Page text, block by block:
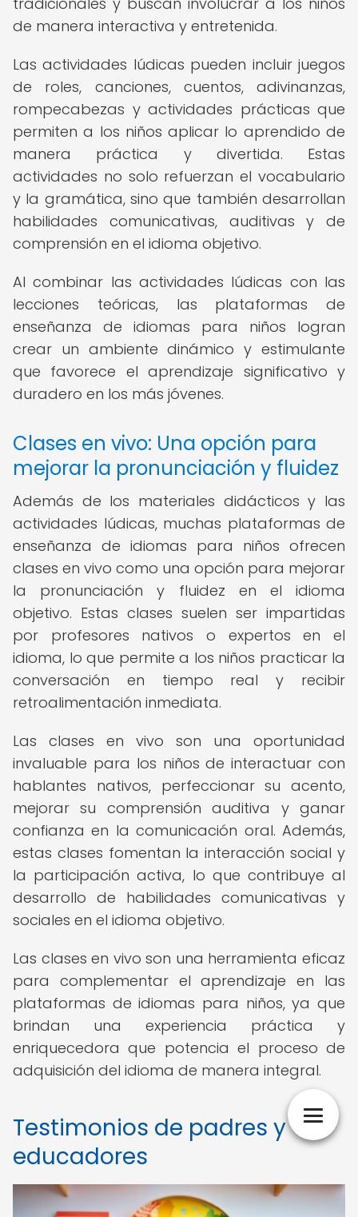
de manera interactiva y entretenida.
Las actividades lúdicas pueden incluir juegos
de roles, canciones, cuentos, adivinanzas,
rompecabezas y actividades prácticas que
permiten a los niños aplicar lo aprendido de
manera práctica y divertida. Estas
actividades no solo refuerzan el vocabulario
y la gramática, sino que también desarrollan
habilidades comunicativas, auditivas y de
comprensión en el idioma objetivo.
Al combinar las actividades lúdicas con las
lecciones teóricas, las plataformas de
enseñanza de idiomas para niños logran
crear un ambiente dinámico y estimulante
que favorece el aprendizaje significativo y
duradero en los más jóvenes.
Clases en vivo: Una opción para
mejorar la pronunciación y fluidez
Además de los materiales didácticos y las
actividades lúdicas, muchas plataformas de
enseñanza de idiomas para niños ofrecen
clases en vivo como una opción para mejorar
la pronunciación y fluidez en el idioma
objetivo. Estas clases suelen ser impartidas
por profesores nativos o expertos en el
idioma, lo que permite a los niños practicar la
conversación en tiempo real y recibir
retroalimentación inmediata.
Las clases en vivo son una oportunidad
invaluable para los niños de interactuar con
hablantes nativos, perfeccionar su acento,
mejorar su comprensión auditiva y ganar
confianza en la comunicación oral. Además,
estas clases fomentan la interacción social y
la participación activa, lo que contribuye al
desarrollo de habilidades comunicativas y
sociales en el idioma objetivo.
Las clases en vivo son una herramienta eficaz
para complementar el aprendizaje en las
plataformas de idiomas para niños, ya que
brindan una experiencia práctica y
enriquecedora que potencia el proceso de
adquisición del idioma de manera integral.
Testimonios de padres y
educadores